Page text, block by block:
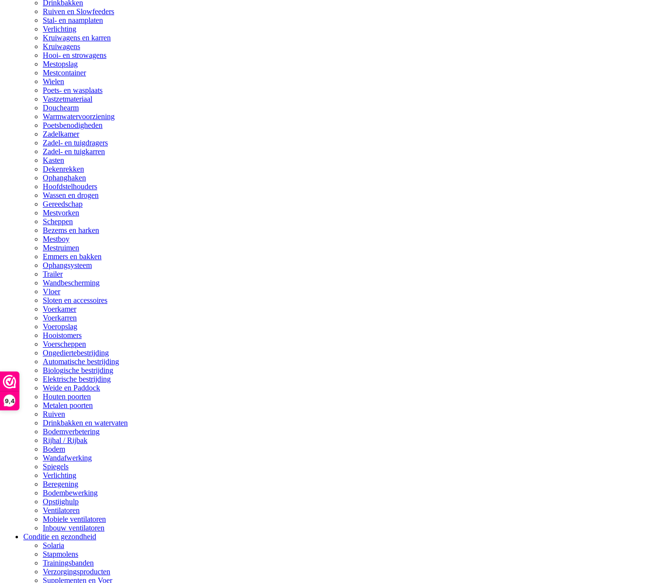
9,4
Drinkbakken
Ruiven en Slowfeeders
Stal- en naamplaten
Verlichting
Kruiwagens en karren
Kruiwagens
Hooi- en strowagens
Mestopslag
Mestcontainer
Wielen
Poets- en wasplaats
Vastzetmateriaal
Douchearm
Warmwatervoorziening
Poetsbenodigheden
Zadelkamer
Zadel- en tuigdragers
Zadel- en tuigkarren
Kasten
Dekenrekken
Ophanghaken
Hoofdstelhouders
Wassen en drogen
Gereedschap
Mestvorken
Scheppen
Bezems en harken
Mestboy
Mestruimen
Emmers en bakken
Ophangsysteem
Trailer
Wandbescherming
Vloer
Sloten en accessoires
Voerkamer
Voerkarren
Voeropslag
Hooistomers
Voerscheppen
Ongediertebestrijding
Automatische bestrijding
Biologische bestrijding
Elektrische bestrijding
Weide en Paddock
Houten poorten
Metalen poorten
Ruiven
Drinkbakken en watervaten
Bodemverbetering
Rijhal / Rijbak
Bodem
Wandafwerking
Spiegels
Verlichting
Beregening
Bodembewerking
Opstijghulp
Ventilatoren
Mobiele ventilatoren
Inbouw ventilatoren
Conditie en gezondheid
Solaria
Stapmolens
Trainingsbanden
Verzorgingsproducten
Supplementen en Voer